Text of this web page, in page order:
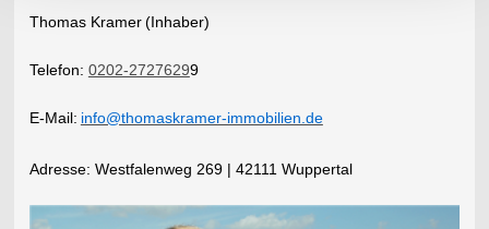
Thomas Kramer(Inhaber)
Telefon: 0202-27276299
E-Mail: info@thomaskramer-immobilien.de
​Adresse: Westfalenweg 269 | 42111 Wuppertal